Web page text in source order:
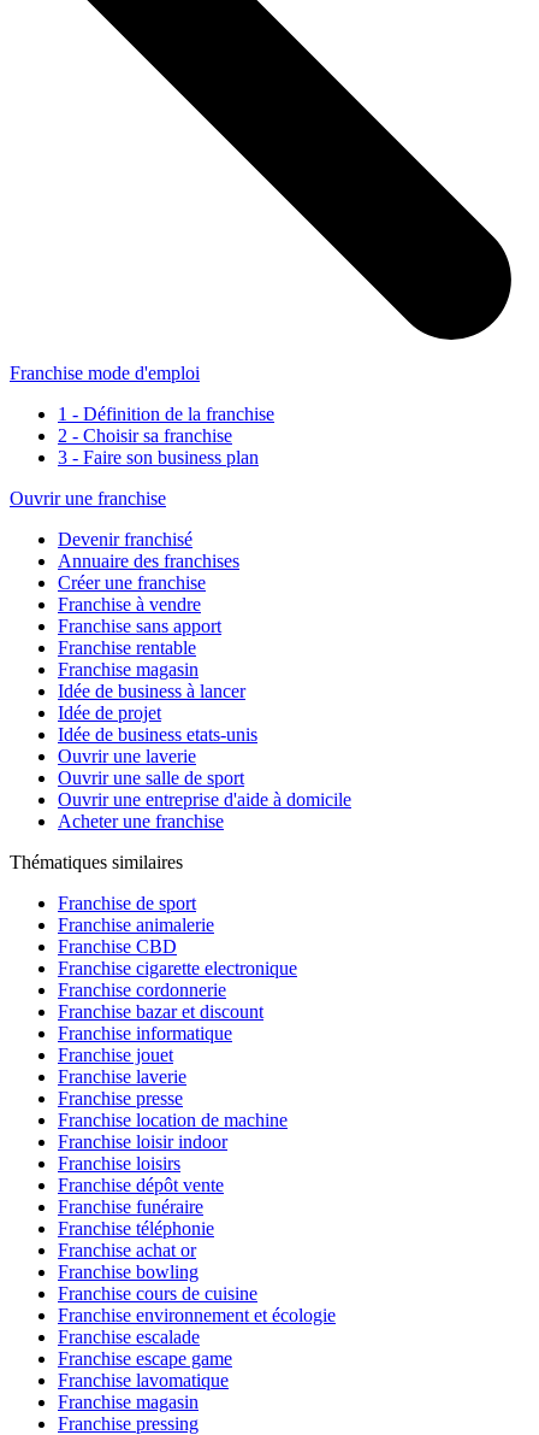
Franchise mode d'emploi
1 - Définition de la franchise
2 - Choisir sa franchise
3 - Faire son business plan
Ouvrir une franchise
Devenir franchisé
Annuaire des franchises
Créer une franchise
Franchise à vendre
Franchise sans apport
Franchise rentable
Franchise magasin
Idée de business à lancer
Idée de projet
Idée de business etats-unis
Ouvrir une laverie
Ouvrir une salle de sport
Ouvrir une entreprise d'aide à domicile
Acheter une franchise
Thématiques similaires
Franchise de sport
Franchise animalerie
Franchise CBD
Franchise cigarette electronique
Franchise cordonnerie
Franchise bazar et discount
Franchise informatique
Franchise jouet
Franchise laverie
Franchise presse
Franchise location de machine
Franchise loisir indoor
Franchise loisirs
Franchise dépôt vente
Franchise funéraire
Franchise téléphonie
Franchise achat or
Franchise bowling
Franchise cours de cuisine
Franchise environnement et écologie
Franchise escalade
Franchise escape game
Franchise lavomatique
Franchise magasin
Franchise pressing